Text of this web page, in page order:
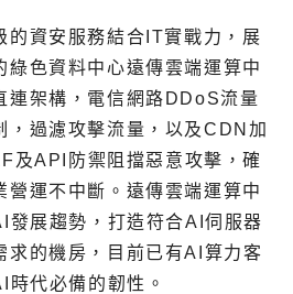
的資安服務結合IT實戰力，展
綠色資料中心遠傳雲端運算中
連架構，電信網路DDoS流量
，過濾攻擊流量，以及CDN加
及API防禦阻擋惡意攻擊，確
營運不中斷。遠傳雲端運算中
發展趨勢，打造符合AI伺服器
求的機房，目前已有AI算力客
時代必備的韌性。